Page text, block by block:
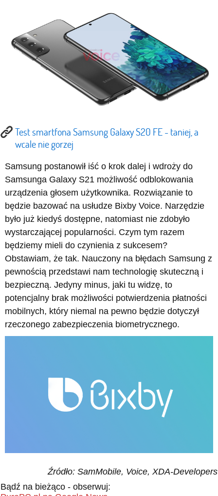
Test smartfona Samsung Galaxy S20 FE - taniej, a
wcale nie gorzej
Samsung postanowił iść o krok dalej i wdroży do
Samsunga Galaxy S21 możliwość odblokowania
urządzenia głosem użytkownika. Rozwiązanie to
będzie bazować na usłudze Bixby Voice. Narzędzie
było już kiedyś dostępne, natomiast nie zdobyło
wystarczającej popularności. Czym tym razem
będziemy mieli do czynienia z sukcesem?
Obstawiam, że tak. Nauczony na błędach Samsung z
pewnością przedstawi nam technologię skuteczną i
bezpieczną. Jedyny minus, jaki tu widzę, to
potencjalny brak możliwości potwierdzenia płatności
mobilnych, który niemal na pewno będzie dotyczył
rzeczonego zabezpieczenia biometrycznego.
Źródło: SamMobile, Voice, XDA-Developers
Bądź na bieżąco - obserwuj: